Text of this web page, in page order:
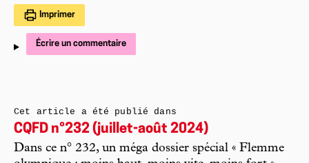
Imprimer
Écrire un commentaire
Cet article a été publié dans
CQFD n°232 (juillet-août 2024)
Dans ce n° 232, un méga dossier spécial « Flemme